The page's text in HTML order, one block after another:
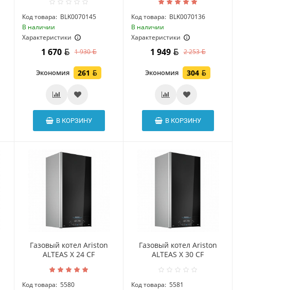
Код товара: BLK0070145
В наличии
Характеристики
1 670 1 930
Экономия 261
В КОРЗИНУ
Код товара: BLK0070136
В наличии
Характеристики
1 949 2 253
Экономия 304
В КОРЗИНУ
Газовый котел Ariston
ALTEAS X 24 CF
Код товара: 5580
Газовый котел Ariston
ALTEAS X 30 CF
Код товара: 5581